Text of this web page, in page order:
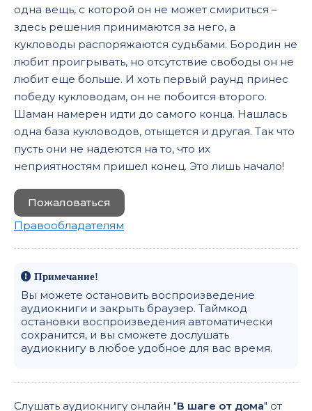
одна вещь, с которой он не может смириться –
здесь решения принимаются за него, а
кукловоды распоряжаются судьбами. Бородин не
любит проигрывать, но отсутствие свободы он не
любит еще больше. И хоть первый раунд принес
победу кукловодам, он не побоится второго.
Шаман намерен идти до самого конца. Нашлась
одна база кукловодов, отыщется и другая. Так что
пусть они не надеются на то, что их
неприятностям пришел конец. Это лишь начало!
Пожаловаться
Правообладателям
Примечание!
Вы можете остановить воспроизведение
аудиокниги и закрыть браузер. Таймкод
остановки воспроизведения автоматически
сохранится, и вы сможете дослушать
аудиокнигу в любое удобное для вас время.
Слушать аудиокнигу онлайн "В шаге от дома" от